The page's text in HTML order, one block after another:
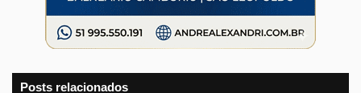
Posts relacionados